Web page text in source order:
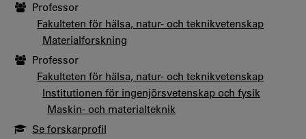
Professor
Fakulteten för hälsa, natur- och teknikvetenskap
Materialforskning
Professor
Fakulteten för hälsa, natur- och teknikvetenskap
Institutionen för ingenjörsvetenskap och fysik
Maskin- och materialteknik
Se forskarprofil